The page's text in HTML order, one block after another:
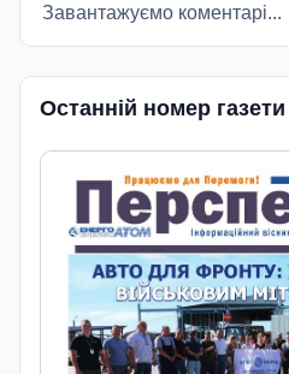
Завантажуємо коментарі...
Останній номер газети